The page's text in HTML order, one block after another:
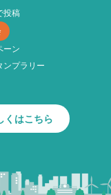
投稿
ーン
ンプラリー
くはこちら